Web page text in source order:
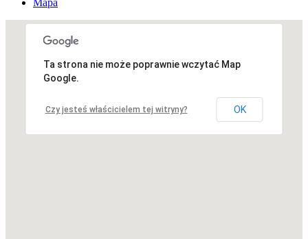
Mapa
Niestety, adres nie został znaleziony.
Ta strona nie może poprawnie wczytać Map
Google.
Czy jesteś właścicielem tej witryny? OK